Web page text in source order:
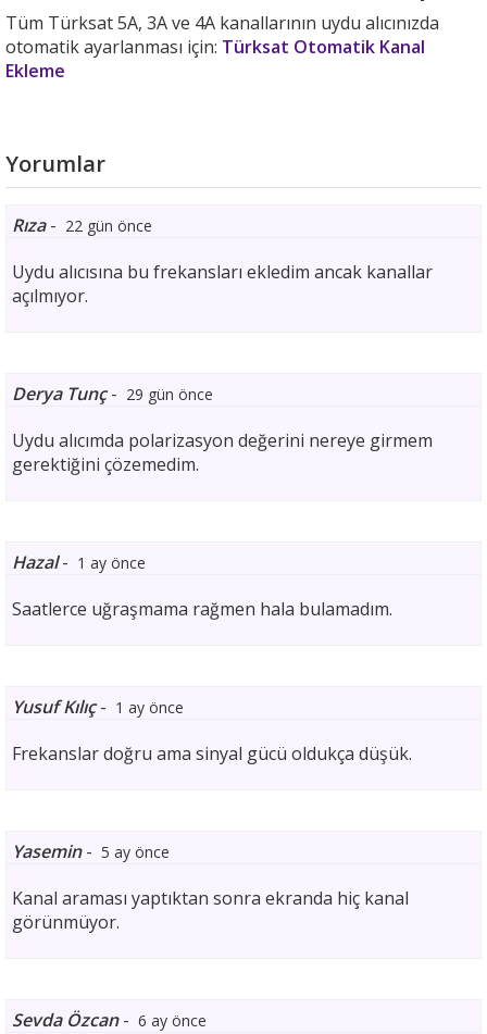
Tüm Türksat 5A, 3A ve 4A kanallarının uydu alıcınızda
otomatik ayarlanması için: Türksat Otomatik Kanal
Ekleme
Yorumlar
Rıza- 22 gün önce
Uydu alıcısına bu frekansları ekledim ancak kanallar
açılmıyor.
Derya Tunç- 29 gün önce
Uydu alıcımda polarizasyon değerini nereye girmem
gerektiğini çözemedim.
Hazal- 1 ay önce
Saatlerce uğraşmama rağmen hala bulamadım.
Yusuf Kılıç- 1 ay önce
Frekanslar doğru ama sinyal gücü oldukça düşük.
Yasemin- 5 ay önce
Kanal araması yaptıktan sonra ekranda hiç kanal
görünmüyor.
Sevda Özcan- 6 ay önce